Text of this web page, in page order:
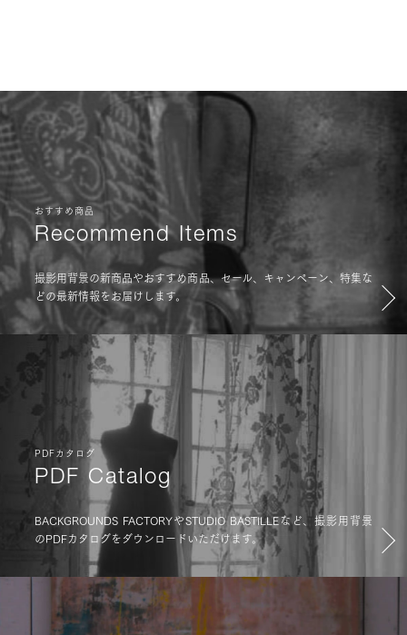
おすすめ商品
Recommend Items
撮影用背景の新商品やおすすめ商品、セール、キャンペーン、特集な
どの最新情報をお届けします。
PDFカタログ
PDF Catalog
BACKGROUNDS FACTORYやSTUDIO BASTILLEなど、撮影用背景
のPDFカタログをダウンロードいただけます。